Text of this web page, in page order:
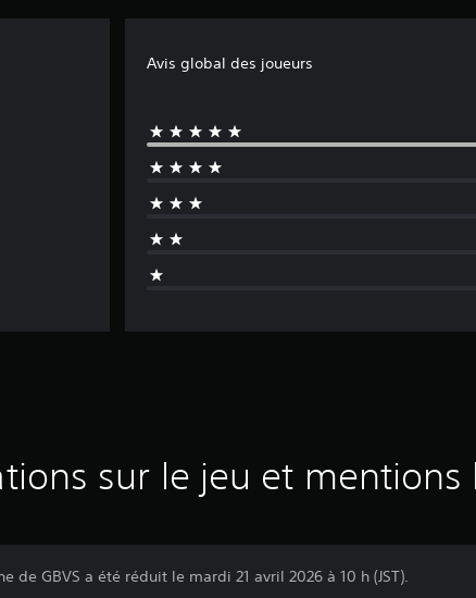
Avis global des joueurs
sur le jeu et mentions
de GBVS a été réduit le mardi 21 avril 2026 à 10 h (JST).